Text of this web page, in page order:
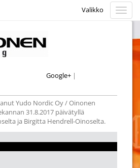
Google+ |
Yudo Nordic Oy / Oinonen
31.8.2017 päivätyllä
ja Birgitta Hendrell-Oinoselta.
Valikko